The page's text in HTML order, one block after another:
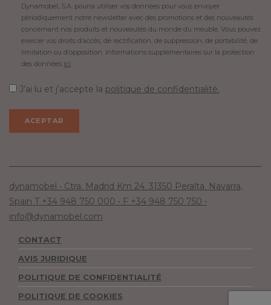
Dynamobel, S.A. pourra utiliser vos données pour vous envoyer
périodiquement notre newsletter avec des promotions et des nouveautés
concernant nos produits et nouveautés du monde du meuble. Vous pouvez
exercer vos droits d’accès, de rectification, de suppression, de portabilité, de
limitation ou d’opposition. Informations supplémentaires sur la protection
des données ici
J’ai lu et j’accepte la politique de confidentialité.
dynamobel • Ctra. Madrid Km 24. 31350 Peralta. Navarra,
Spain T +34 948 750 000 • F +34 948 750 750 •
info@dynamobel.com
CONTACT
AVIS JURIDIQUE
POLITIQUE DE CONFIDENTIALITÉ
POLITIQUE DE COOKIES